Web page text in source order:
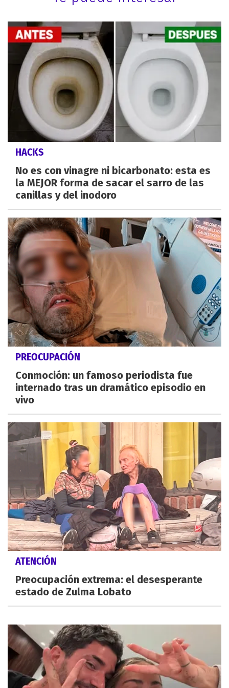
HACKS
No es con vinagre ni bicarbonato: esta es
la MEJOR forma de sacar el sarro de las
canillas y del inodoro
PREOCUPACIÓN
Conmoción: un famoso periodista fue
internado tras un dramático episodio en
vivo
ATENCIÓN
Preocupación extrema: el desesperante
estado de Zulma Lobato